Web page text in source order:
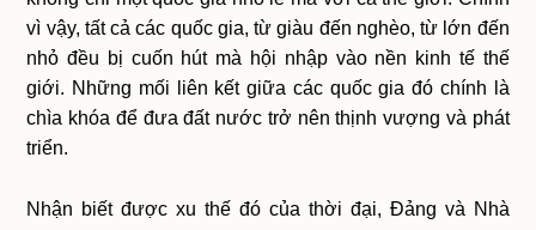
vì vậy, tất cả các quốc gia, từ giàu đến nghèo, từ lớn đến
nhỏ đều bị cuốn hút mà hội nhập vào nền kinh tế thế
giới. Những mối liên kết giữa các quốc gia đó chính là
chìa khóa để đưa đất nước trở nên thịnh vượng và phát
triển.
Nhận biết được xu thế đó của thời đại, Đảng và Nhà